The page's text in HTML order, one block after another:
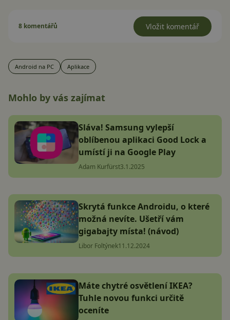
8 komentářů Vložit komentář
Android na PC Aplikace
Mohlo by vás zajímat
Sláva! Samsung vylepší
oblíbenou aplikaci Good Lock a
umístí ji na Google Play
Adam Kurfürst3.1.2025
Skrytá funkce Androidu, o které
možná nevíte. Ušetří vám
gigabajty místa! (návod)
Libor Foltýnek11.12.2024
Máte chytré osvětlení IKEA?
Tuhle novou funkci určitě
oceníte